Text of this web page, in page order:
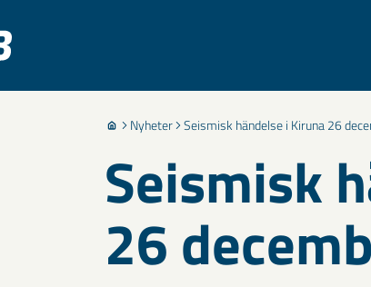
Nyheter Seismisk händelse i Kiruna 26
Seismisk
26